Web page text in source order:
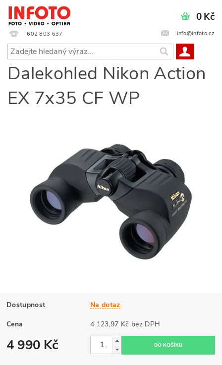
602 803 637 info@infoto.cz
0 Kč
Dalekohled Nikon Action
EX 7x35 CF WP
Dostupnost Na dotaz
Cena 4 123,97 Kč bez DPH
4 990 Kč